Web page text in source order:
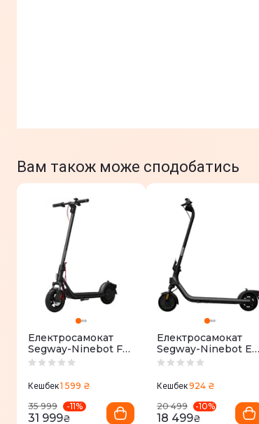
Вам також може сподобатись
Електросамокат
Segway-Ninebot F2
PRO E II Black
Кешбек1 599 ₴
35 999
-11%
31 999₴
Електросамокат
Segway-Ninebot E2
E II Black
Кешбек924 ₴
20 499
-10%
18 499₴